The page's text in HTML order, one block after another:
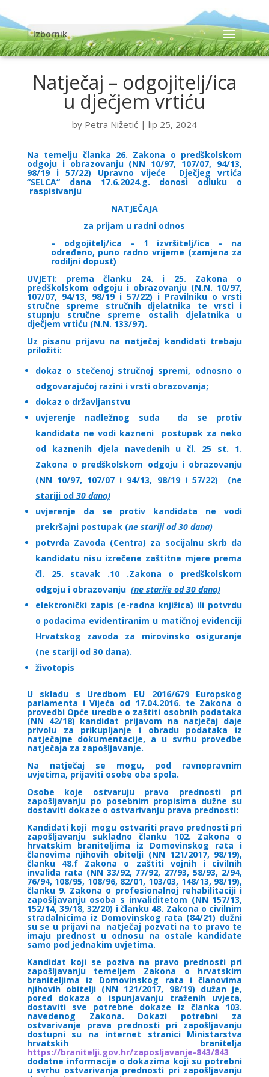
Izbornik
Natječaj – odgojitelj/ica
u dječjem vrtiću
by Petra Nižetić| lip 25, 2024
Na temelju članka 26. Zakona o predškolskom
odgoju i obrazovanju (NN 10/97, 107/07, 94/13,
98/19 i 57/22) Upravno vijeće Dječjeg vrtića
“SELCA“ dana 17.6.2024.g. donosi odluku o
raspisivanju
NATJEČAJA
za prijam u radni odnos
– odgojitelj/ica – 1 izvršitelj/ica – na
određeno, puno radno vrijeme (zamjena za
rodiljni dopust)
UVJETI: prema članku 24. i 25. Zakona o
predškolskom odgoju i obrazovanju (N.N. 10/97,
107/07, 94/13, 98/19 i 57/22) i Pravilniku o vrsti
stručne spreme stručnih djelatnika te vrsti i
stupnju stručne spreme ostalih djelatnika u
dječjem vrtiću (N.N. 133/97).
Uz pisanu prijavu na natječaj kandidati trebaju
priložiti:
dokaz o stečenoj stručnoj spremi, odnosno o
odgovarajućoj razini i vrsti obrazovanja;
dokaz o državljanstvu
uvjerenje nadležnog suda da se protiv
kandidata ne vodi kazneni postupak za neko
od kaznenih djela navedenih u čl. 25 st. 1.
Zakona o predškolskom odgoju i obrazovanju
(NN 10/97, 107/07 i 94/13, 98/19 i 57/22) (ne
stariji od 30 dana)
uvjerenje da se protiv kandidata ne vodi
prekršajni postupak (ne stariji od 30 dana)
potvrda Zavoda (Centra) za socijalnu skrb da
kandidatu nisu izrečene zaštitne mjere prema
čl. 25. stavak .10 .Zakona o predškolskom
odgoju i obrazovanju (ne starije od 30 dana)
elektronički zapis (e-radna knjižica) ili potvrdu
o podacima evidentiranim u matičnoj evidenciji
Hrvatskog zavoda za mirovinsko osiguranje
(ne stariji od 30 dana).
životopis
U skladu s Uredbom EU 2016/679 Europskog
parlamenta i Vijeća od 17.04.2016. te Zakona o
provedbi Opće uredbe o zaštiti osobnih podataka
(NN 42/18) kandidat prijavom na natječaj daje
privolu za prikupljanje i obradu podataka iz
natječajne dokumentacije, a u svrhu provedbe
natječaja za zapošljavanje.
Na natječaj se mogu, pod ravnopravnim
uvjetima, prijaviti osobe oba spola.
Osobe koje ostvaruju pravo prednosti pri
zapošljavanju po posebnim propisima dužne su
dostaviti dokaze o ostvarivanju prava prednosti:
Kandidati koji mogu ostvariti pravo prednosti pri
zapošljavanju sukladno članku 102. Zakona o
hrvatskim braniteljima iz Domovinskog rata i
članovima njihovih obitelji (NN 121/2017, 98/19),
članku 48.f Zakona o zaštiti vojnih i civilnih
invalida rata (NN 33/92, 77/92, 27/93, 58/93, 2/94,
76/94, 108/95, 108/96, 82/01, 103/03, 148/13, 98/19),
članku 9. Zakona o profesionalnoj rehabilitaciji i
zapošljavanju osoba s invaliditetom (NN 157/13,
152/14, 39/18, 32/20) i članku 48. Zakona o civilnim
stradalnicima iz Domovinskog rata (84/21) dužni
su se u prijavi na natječaj pozvati na to pravo te
imaju prednost u odnosu na ostale kandidate
samo pod jednakim uvjetima.
Kandidat koji se poziva na pravo prednosti pri
zapošljavanju temeljem Zakona o hrvatskim
braniteljima iz Domovinskog rata i članovima
njihovih obitelji (NN 121/2017, 98/19) dužan je,
pored dokaza o ispunjavanju traženih uvjeta,
dostaviti sve potrebne dokaze iz članka 103.
navedenog Zakona. Dokazi potrebni za
ostvarivanje prava prednosti pri zapošljavanju
dostupni su na internet stranici Ministarstva
hrvatskih branitelja
https://branitelji.gov.hr/zaposljavanje-843/843
dodatne informacije o dokazima koji su potrebni
u svrhu ostvarivanja prednosti pri zapošljavanju